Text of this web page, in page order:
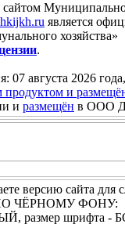
сайтом
является
хозяйства»
.
07 августа 2026
и
и размещён в ООО
версию сайта для
ЧЁРНОМУ ФОНУ:
размер шрифта